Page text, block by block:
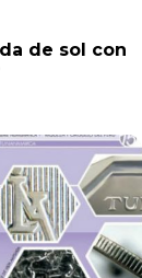
de sol con